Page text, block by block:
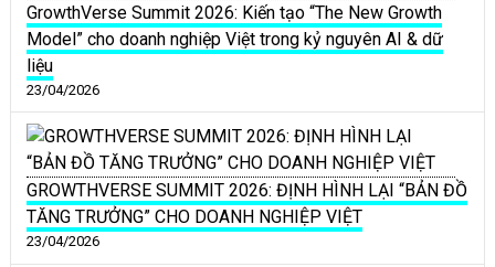
GrowthVerse Summit 2026: Kiến tạo “The New Growth
Model” cho doanh nghiệp Việt trong kỷ nguyên AI & dữ
liệu
23/04/2026
GROWTHVERSE SUMMIT 2026: ĐỊNH HÌNH LẠI “BẢN ĐỒ
TĂNG TRƯỞNG” CHO DOANH NGHIỆP VIỆT
23/04/2026